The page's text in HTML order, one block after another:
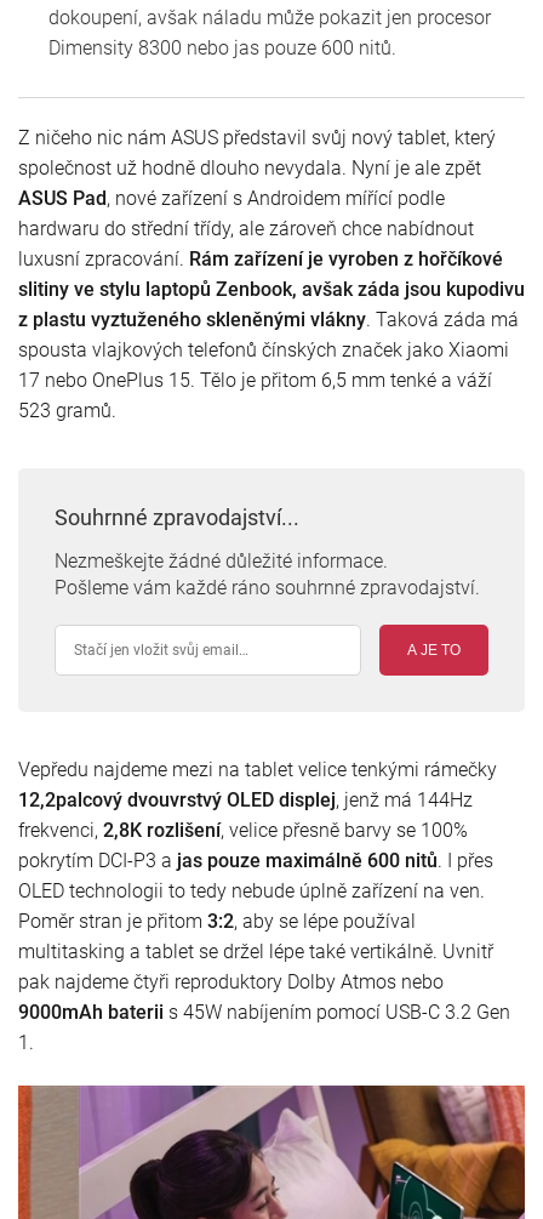
dokoupení, avšak náladu může pokazit jen procesor
Dimensity 8300 nebo jas pouze 600 nitů.
Z ničeho nic nám ASUS představil svůj nový tablet, který
společnost už hodně dlouho nevydala. Nyní je ale zpět
ASUS Pad, nové zařízení s Androidem mířící podle
hardwaru do střední třídy, ale zároveň chce nabídnout
luxusní zpracování. Rám zařízení je vyroben z hořčíkové
slitiny ve stylu laptopů Zenbook, avšak záda jsou kupodivu
z plastu vyztuženého skleněnými vlákny. Taková záda má
spousta vlajkových telefonů čínských značek jako Xiaomi
17 nebo OnePlus 15. Tělo je přitom 6,5 mm tenké a váží
523 gramů.
Souhrnné zpravodajství...
Nezmeškejte žádné důležité informace.
Pošleme vám každé ráno souhrnné zpravodajství.
A JE TO
Vepředu najdeme mezi na tablet velice tenkými rámečky
12,2palcový dvouvrstvý OLED displej, jenž má 144Hz
frekvenci, 2,8K rozlišení, velice přesně barvy se 100%
pokrytím DCI-P3 a jas pouze maximálně 600 nitů. I přes
OLED technologii to tedy nebude úplně zařízení na ven.
Poměr stran je přitom 3:2, aby se lépe používal
multitasking a tablet se držel lépe také vertikálně. Uvnitř
pak najdeme čtyři reproduktory Dolby Atmos nebo
9000mAh baterii s 45W nabíjením pomocí USB-C 3.2 Gen
1.